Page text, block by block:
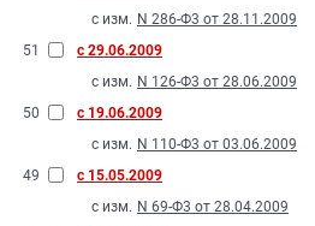
с изм. N 286-Ф3 от 28.11.2009
51
с 29.06.2009
с изм. N 126-Ф3 от 28.06.2009
50
с 19.06.2009
с изм. N 110-Ф3 от 03.06.2009
49
с 15.05.2009
с изм. N 69-Ф3 от 28.04.2009